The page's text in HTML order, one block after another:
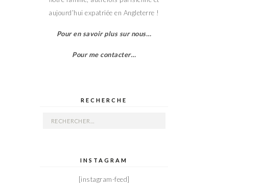
aujourd’hui expatriée en Angleterre !
Pour en savoir plus sur nous…
Pour me contacter…
RECHERCHE
Rechercher :
INSTAGRAM
[instagram-feed]